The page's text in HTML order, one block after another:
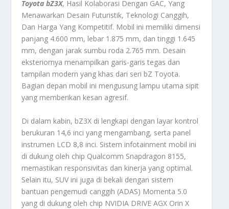
Toyota bZ3X, Hasil Kolaborasi Dengan GAC, Yang
Menawarkan Desain Futuristik, Teknologi Canggih,
Dan Harga Yang Kompetitif. Mobil ini memiliki dimensi
panjang 4.600 mm, lebar 1.875 mm, dan tinggi 1.645
mm, dengan jarak sumbu roda 2.765 mm. Desain
eksteriornya menampilkan garis-garis tegas dan
tampilan modern yang khas dari seri bZ Toyota.
Bagian depan mobil ini mengusung lampu utama sipit
yang memberikan kesan agresif.
Di dalam kabin, bZ3X di lengkapi dengan layar kontrol
berukuran 14,6 inci yang mengambang, serta panel
instrumen LCD 8,8 inci. Sistem infotainment mobil ini
di dukung oleh chip Qualcomm Snapdragon 8155,
memastikan responsivitas dan kinerja yang optimal.
Selain itu, SUV ini juga di bekali dengan sistem
bantuan pengemudi canggih (ADAS) Momenta 5.0
yang di dukung oleh chip NVIDIA DRIVE AGX Orin X